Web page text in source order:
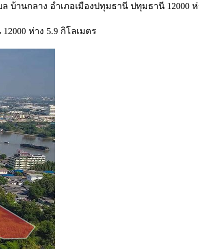
บ้านกลาง อำเภอเมืองปทุมธานี ปทุมธานี 12000
ห่าง 5.9 กิโลเมตร